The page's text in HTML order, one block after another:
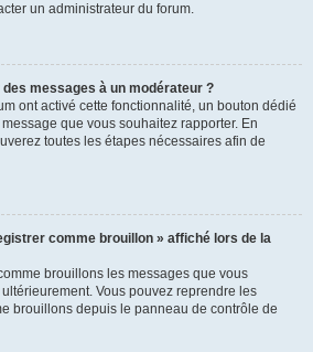
un administrateur du forum.
messages à un modérateur ?
ont activé cette fonctionnalité, un bouton dédié
que vous souhaitez rapporter. En
toutes les étapes nécessaires afin de
comme brouillon » affiché lors de la
brouillons les messages que vous
Vous pouvez reprendre les
brouillons depuis le panneau de contrôle de